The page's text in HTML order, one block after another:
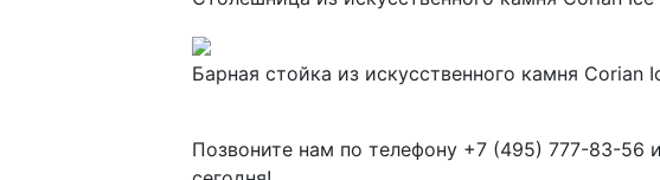
Барная стойка из искусственного камня Corian
Позвоните нам по телефону +7 (495) 777-83-56